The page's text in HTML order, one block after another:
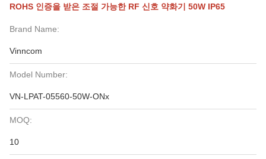
ROHS 인증을 받은 조절 가능한 RF 신호 약화기 50W IP65
Brand Name:
Vinncom
Model Number:
VN-LPAT-05560-50W-ONx
MOQ:
10